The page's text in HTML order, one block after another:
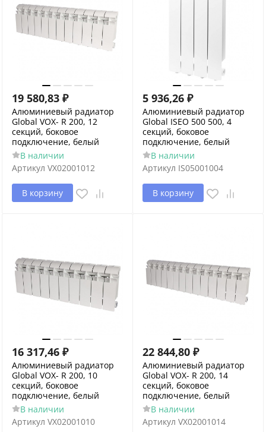
19 580,83 ₽
Алюминиевый радиатор
Global VOX- R 200, 12
секций, боковое
подключение, белый
В наличии
Артикул VX02001012
В корзину
5 936,26 ₽
Алюминиевый радиатор
Global ISEO 500 500, 4
секций, боковое
подключение, белый
В наличии
Артикул IS05001004
В корзину
16 317,46 ₽
Алюминиевый радиатор
Global VOX- R 200, 10
секций, боковое
подключение, белый
В наличии
Артикул VX02001010
22 844,80 ₽
Алюминиевый радиатор
Global VOX- R 200, 14
секций, боковое
подключение, белый
В наличии
Артикул VX02001014